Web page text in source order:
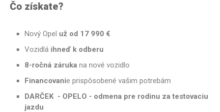
Čo získate?
Nový Opel už od 17 990 €
Vozidlá ihneď k odberu
8-ročná záruka na nové vozidlo
Financovanie prispôsobené vašim potrebám
DARČEK - OPELO - odmena pre rodinu za testovaciu
jazdu